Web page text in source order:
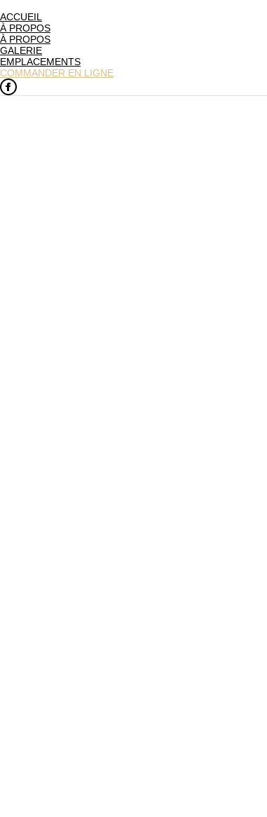
ACCUEIL
À PROPOS
À PROPOS
GALERIE
EMPLACEMENTS
COMMANDER EN LIGNE